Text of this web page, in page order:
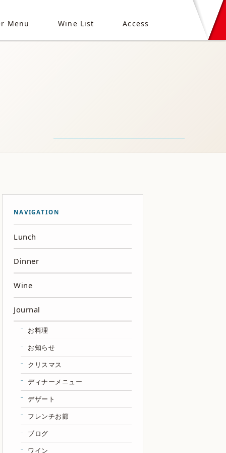
Menu Wine List Access
NAVIGATION
Lunch
Dinner
Wine
Journal
お料理
お知らせ
クリスマス
ディナーメニュー
デザート
フレンチお節
ブログ
ワイン